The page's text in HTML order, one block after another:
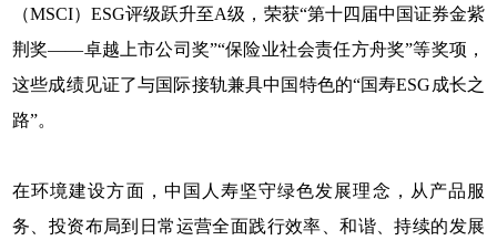
（MSCI）ESG评级跃升至A级，荣获“第十四届中国证券金紫
荆奖——卓越上市公司奖”“保险业社会责任方舟奖”等奖项，
这些成绩见证了与国际接轨兼具中国特色的“国寿ESG成长之
路”。
在环境建设方面，中国人寿坚守绿色发展理念，从产品服
务、投资布局到日常运营全面践行效率、和谐、持续的发展